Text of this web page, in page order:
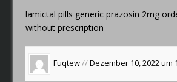
lamictal pills generic prazosin 2mg
without prescription
Fuqtew//Dezember 10, 2022 um